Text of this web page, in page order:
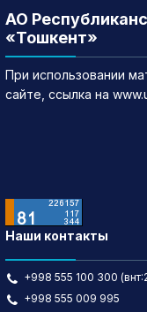
АО
«Тошкент»
При использовании
сайте, ссылка на
Наши контакты
+998 555 100 300
+998 555 009 995